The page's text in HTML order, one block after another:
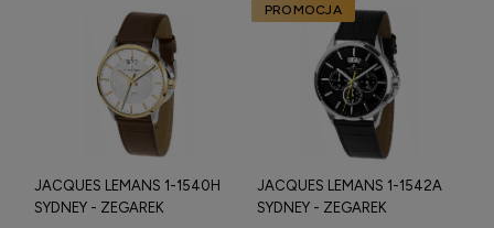
JACQUES LEMANS 1-1540H
SYDNEY - ZEGAREK
JACQUES LEMANS 1-1542A
SYDNEY - ZEGAREK
PROMOCJA